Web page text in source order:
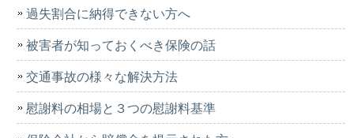
過失割合に納得できない方へ
被害者が知っておくべき保険の話
交通事故の様々な解決方法
慰謝料の相場と３つの慰謝料基準